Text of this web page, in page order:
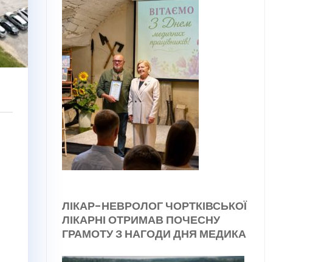
ЛІКАР-НЕВРОЛОГ ЧОРТКІВСЬКОЇ
ЛІКАРНІ ОТРИМАВ ПОЧЕСНУ
ГРАМОТУ З НАГОДИ ДНЯ МЕДИКА